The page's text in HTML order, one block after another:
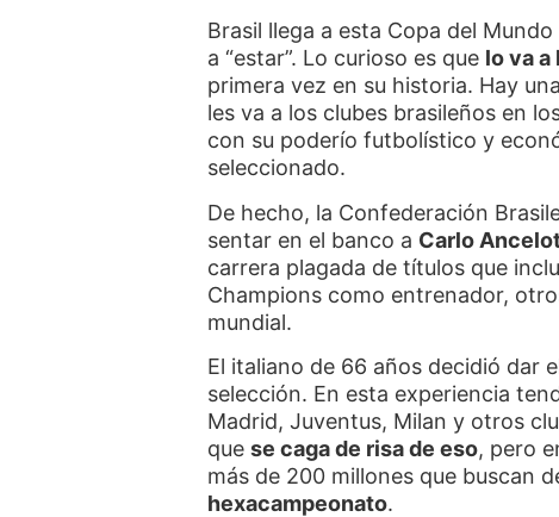
Brasil llega a esta Copa del
a “estar”. Lo curioso es que lo va
primera vez en su historia. Hay
les va a los clubes brasileños en
con su poderío futbolístico y
seleccionado.
De hecho, la Confederación
sentar en el banco a Carlo
carrera plagada de títulos que
Champions como entrenador,
mundial.
El italiano de 66 años decidió dar
selección. En esta experiencia
Madrid, Juventus, Milan y otros
quese caga de risa de eso, pero
más de 200 millones que buscan
hexacampeonato.